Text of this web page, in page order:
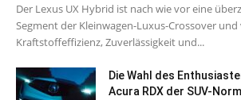
Der Lexus UX Hybrid ist nach wie vor eine
Segment der Kleinwagen-Luxus-Crossover
Kraftstoffeffizienz, Zuverlässigkeit und...
Die Wahl des
Acura RDX der SUV-